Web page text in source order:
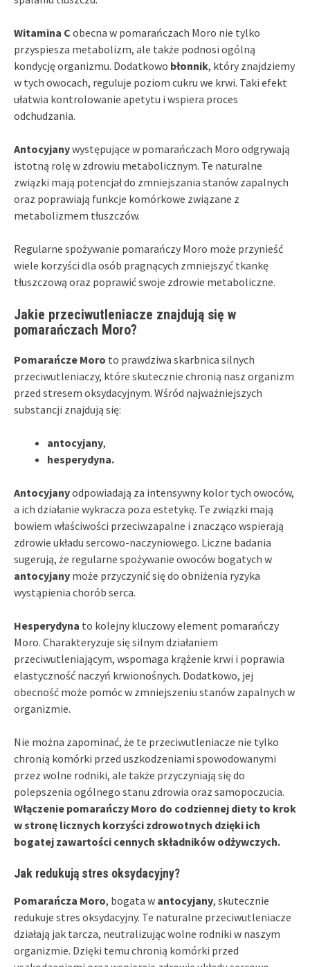
Witamina C obecna w pomarańczach Moro nie tylko
przyspiesza metabolizm, ale także podnosi ogólną
kondycję organizmu. Dodatkowo błonnik, który znajdziemy
w tych owocach, reguluje poziom cukru we krwi. Taki efekt
ułatwia kontrolowanie apetytu i wspiera proces
odchudzania.
Antocyjanywystępujące w pomarańczach Moro odgrywają
istotną rolę w zdrowiu metabolicznym. Te naturalne
związki mają potencjał do zmniejszania stanów zapalnych
oraz poprawiają funkcje komórkowe związane z
metabolizmem tłuszczów.
Regularne spożywanie pomarańczy Moro może przynieść
wiele korzyści dla osób pragnących zmniejszyć tkankę
tłuszczową oraz poprawić swoje zdrowie metaboliczne.
Jakie przeciwutleniacze znajdują się w
pomarańczach Moro?
Pomarańcze Moro to prawdziwa skarbnica silnych
przeciwutleniaczy, które skutecznie chronią nasz organizm
przed stresem oksydacyjnym. Wśród najważniejszych
substancji znajdują się:
antocyjany,
hesperydyna.
Antocyjanyodpowiadają za intensywny kolor tych owoców,
a ich działanie wykracza poza estetykę. Te związki mają
bowiem właściwości przeciwzapalne i znacząco wspierają
zdrowie układu sercowo-naczyniowego. Liczne badania
sugerują, że regularne spożywanie owoców bogatych w
antocyjany może przyczynić się do obniżenia ryzyka
wystąpienia chorób serca.
Hesperydyna to kolejny kluczowy element pomarańczy
Moro. Charakteryzuje się silnym działaniem
przeciwutleniającym, wspomaga krążenie krwi i poprawia
elastyczność naczyń krwionośnych. Dodatkowo, jej
obecność może pomóc w zmniejszeniu stanów zapalnych w
organizmie.
Nie można zapominać, że te przeciwutleniacze nie tylko
chronią komórki przed uszkodzeniami spowodowanymi
przez wolne rodniki, ale także przyczyniają się do
polepszenia ogólnego stanu zdrowia oraz samopoczucia.
Włączenie pomarańczy Moro do codziennej diety to krok
w stronę licznych korzyści zdrowotnych dzięki ich
bogatej zawartości cennych składników odżywczych.
Jak redukują stres oksydacyjny?
Pomarańcza Moro, bogata w antocyjany, skutecznie
redukuje stres oksydacyjny. Te naturalne przeciwutleniacze
działają jak tarcza, neutralizując wolne rodniki w naszym
organizmie. Dzięki temu chronią komórki przed